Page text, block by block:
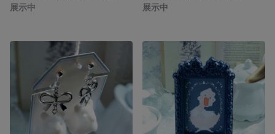
展示中
展示中